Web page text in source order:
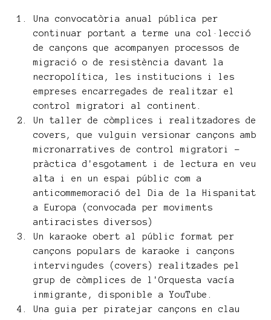
Una convocatòria anual pública per
continuar portant a terme una col·lecció
de cançons que acompanyen processos de
migració o de resistència davant la
necropolítica, les institucions i les
empreses encarregades de realitzar el
control migratori al continent.
Un taller de còmplices i realitzadores de
covers, que vulguin versionar cançons amb
micronarratives de control migratori -
pràctica d'esgotament i de lectura en veu
alta i en un espai públic com a
anticommemoració del Dia de la Hispanitat
a Europa (convocada per moviments
antiracistes diversos)
Un karaoke obert al públic format per
cançons populars de karaoke i cançons
intervingudes (covers) realitzades pel
grup de còmplices de l'Orquesta vacía
inmigrante, disponible a YouTube.
Una guia per piratejar cançons en clau